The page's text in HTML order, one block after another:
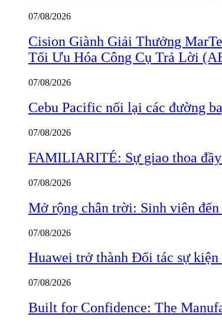
07/08/2026
Cision Giành Giải Thưởng
Tối Ưu Hóa Công Cụ Trả Lời
07/08/2026
Cebu Pacific nối lại các đường
07/08/2026
FAMILIARITÉ: Sự giao thoa
07/08/2026
Mở rộng chân trời: Sinh viên
07/08/2026
Huawei trở thành Đối tác sự
07/08/2026
Built for Confidence: The